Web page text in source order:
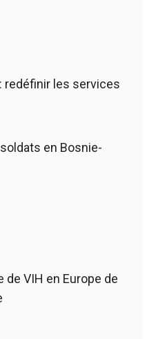
redéfinir les services
en Bosnie-
VIH en Europe de